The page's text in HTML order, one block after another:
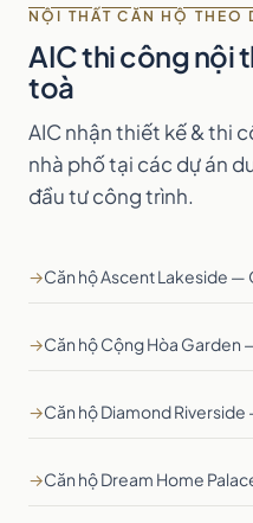
NỘI THẤT CĂN HỘ THEO
AIC thi công nội
toà
AIC nhận thiết kế & thi
nhà phố tại các dự án
đầu tư công trình.
→Căn hộ Ascent Lakeside —
→Căn hộ Cộng Hòa Garden
→Căn hộ Diamond Riverside
→Căn hộ Dream Home